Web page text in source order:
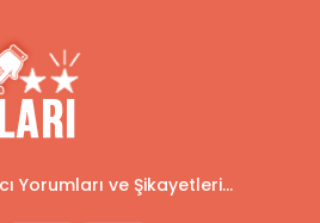
Yorumları ve Şikayetleri...